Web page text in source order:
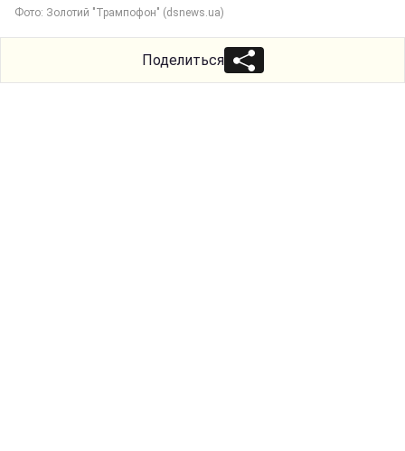
Фото: Золотий "Трампофон" (dsnews.ua)
Поделиться